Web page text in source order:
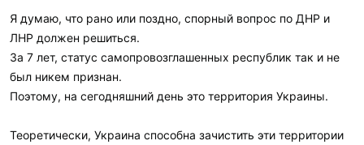
Я думаю, что рано или поздно, спорный вопрос по ДНР и
ЛНР должен решиться.
За 7 лет, статус самопровозглашенных республик так и не
был никем признан.
Поэтому, на сегодняшний день это территория Украины.
Теоретически, Украина способна зачистить эти территории